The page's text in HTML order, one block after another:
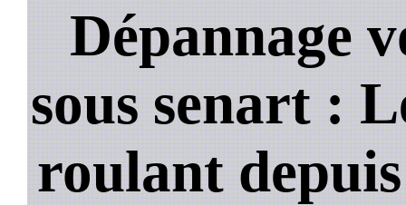
Dépannage
sous senart :
roulant